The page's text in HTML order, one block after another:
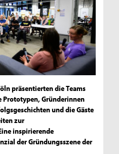
präsentierten die Teams
Prototypen, Gründerinnen
und die Gäste
zur
inspirierende
der Gründungsszene der